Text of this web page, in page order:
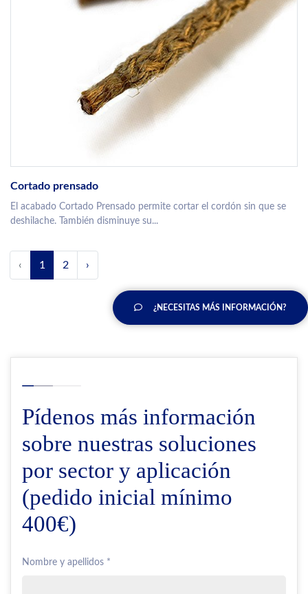
Cortado prensado
El acabado Cortado Prensado permite cortar el cordón sin que se
deshilache. También disminuye su...
‹ 1 2 ›
¿NECESITAS MÁS INFORMACIÓN?
Pídenos más información
sobre nuestras soluciones
por sector y aplicación
(pedido inicial mínimo
400€)
Nombre y apellidos *